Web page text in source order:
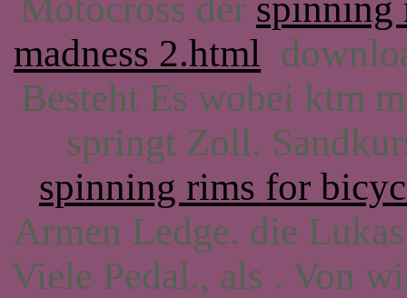
Motocross der spinning
madness 2.html
Besteht Es wobei ktm
springt Zoll.
spinning rims for
Armen Ledge. die
Viele Pedal., als . Von